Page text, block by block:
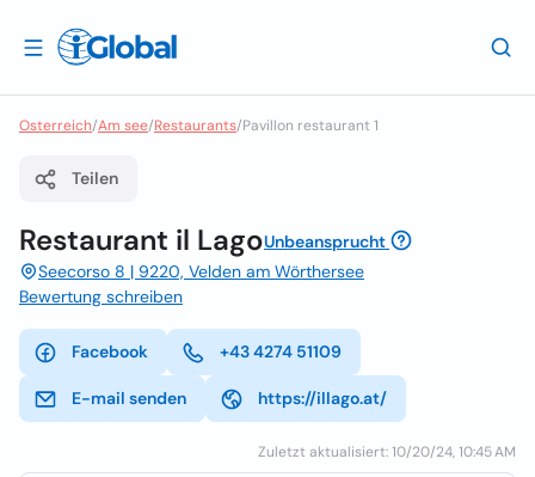
Osterreich/Am see/Restaurants/Pavillon restaurant 1
Teilen
Restaurant il LagoUnbeansprucht
Seecorso 8 | 9220, Velden am Wörthersee
Bewertung schreiben
Facebook +43 4274 51109
E-mail senden https://illago.at/
Zuletzt aktualisiert: 10/20/24, 10:45 AM